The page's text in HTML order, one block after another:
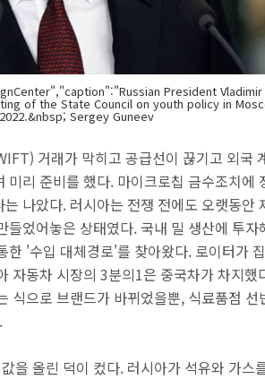
President Vladimir
of the State Council on youth policy in
Sergey Guneev
거래가 막히고 공급선이 끊기고 외국
리 준비를 했다. 마이크로칩 금수조치에
나았다. 러시아는 전쟁 전에도 오랫동안
었어놓은 상태였다. 국내 밀 생산에 투자
'수입 대체경로'를 찾아왔다. 로이터가
자동차 시장의 3분의1은 중국차가 차지했
식으로 브랜드가 바뀌었을뿐, 식료품점 선
을 올린 덕이 컸다. 러시아가 석유와 가스